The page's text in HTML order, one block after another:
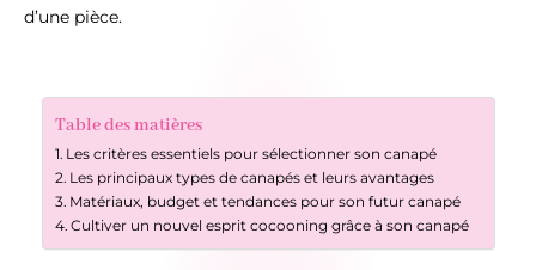
d’une pièce.
Table des matières
Les critères essentiels pour sélectionner son canapé
Les principaux types de canapés et leurs avantages
Matériaux, budget et tendances pour son futur canapé
Cultiver un nouvel esprit cocooning grâce à son canapé